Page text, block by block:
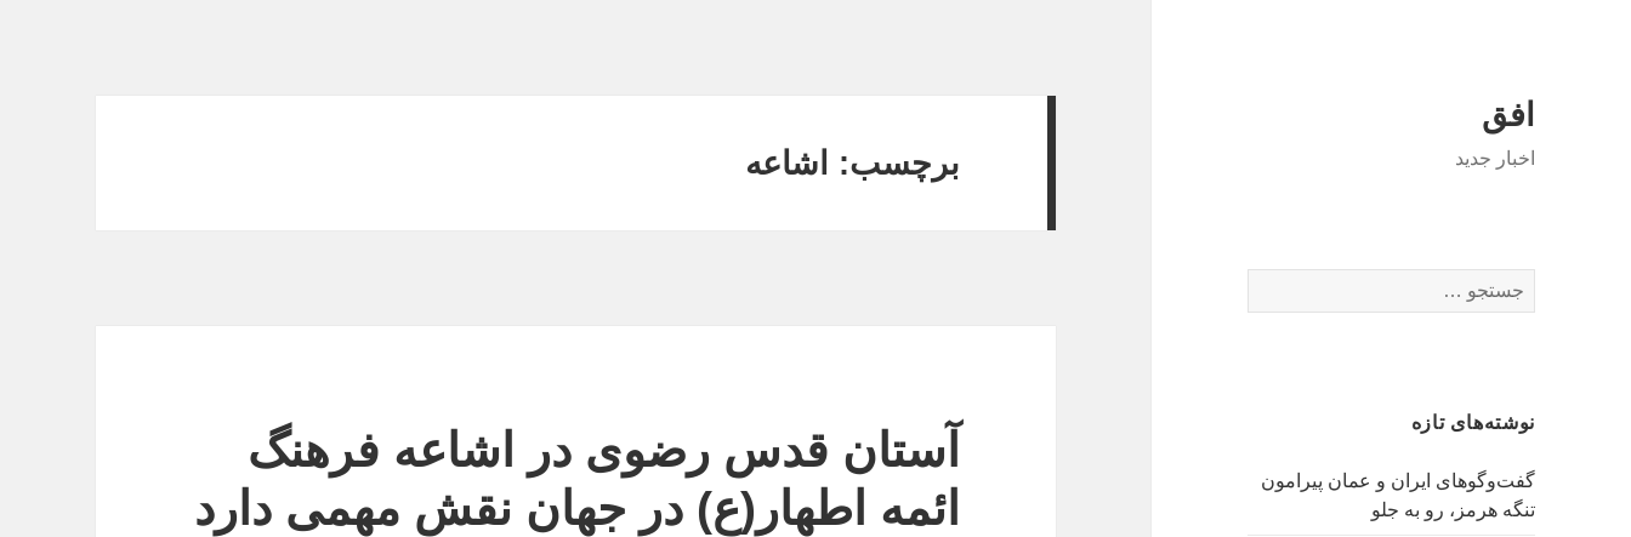
افق
اخبار جدید
برای:
نوشته‌های تازه
گفت‌وگوهای ایران و عمان پیرامون
تنگه هرمز، رو به جلو
برچسب: اشاعه
آستان قدس رضوی در اشاعه فرهنگ
ائمه اطهار(ع) در جهان نقش مهمی دارد